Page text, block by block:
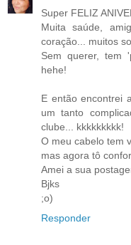
Super FELIZ
Muita saúde,
coração... muitos
Sem querer, tem
hehe!
E então encontrei
um tanto
clube... kkkkkkkkk!
O meu cabelo tem
mas agora tô
Amei a sua
Bjks
;o)
Responder